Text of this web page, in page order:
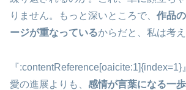
りません。もっと深いところで、 作品
ージが重なっているからだと、私は考え
『
愛の進展よりも、 感情が言葉になる一